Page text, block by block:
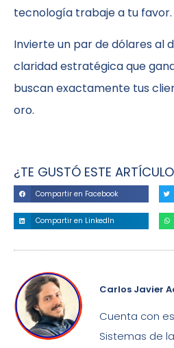
tecnología trabaje a tu favor.
Invierte un par de dólares al
claridad estratégica que
buscan exactamente tus
oro.
¿TE GUSTÓ ESTE
Compartir en Facebook
Compartir en LinkedIn
Carlos Javier
Cuenta con
Sistemas de